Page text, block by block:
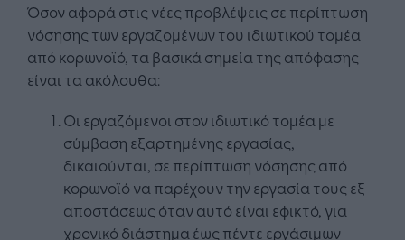
Όσον αφορά στις νέες προβλέψεις σε περίπτωση
νόσησης των εργαζομένων του ιδιωτικού τομέα
από κορωνοϊό, τα βασικά σημεία της απόφασης
είναι τα ακόλουθα:
Οι εργαζόμενοι στον ιδιωτικό τομέα με
σύμβαση εξαρτημένης εργασίας,
δικαιούνται, σε περίπτωση νόσησης από
κορωνοϊό να παρέχουν την εργασία τους εξ
αποστάσεως όταν αυτό είναι εφικτό, για
χρονικό διάστημα έως πέντε εργάσιμων